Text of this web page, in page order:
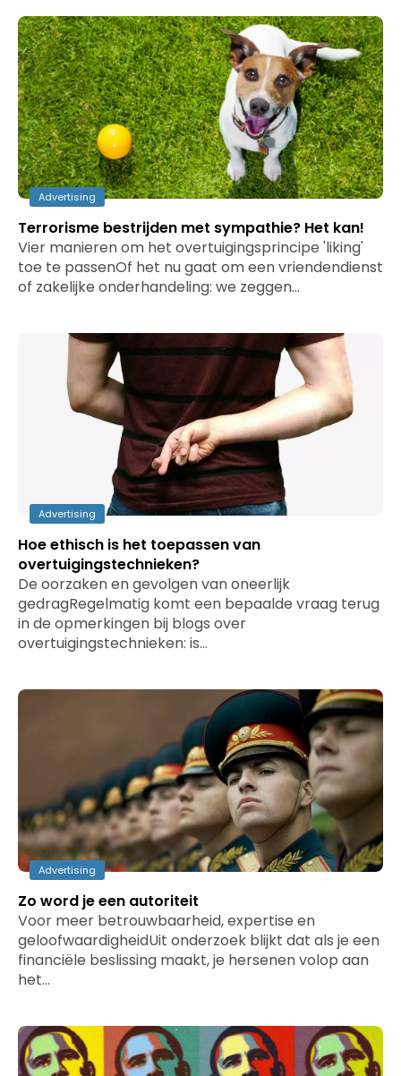
Advertising
Terrorisme bestrijden met sympathie? Het kan!
Vier manieren om het overtuigingsprincipe 'liking'
toe te passenOf het nu gaat om een vriendendienst
of zakelijke onderhandeling: we zeggen…
Advertising
Hoe ethisch is het toepassen van
overtuigingstechnieken?
De oorzaken en gevolgen van oneerlijk
gedragRegelmatig komt een bepaalde vraag terug
in de opmerkingen bij blogs over
overtuigingstechnieken: is…
Advertising
Zo word je een autoriteit
Voor meer betrouwbaarheid, expertise en
geloofwaardigheidUit onderzoek blijkt dat als je een
financiële beslissing maakt, je hersenen volop aan
het…